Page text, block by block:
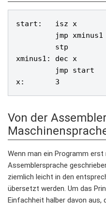
start:   isz x
xminus1: dec x
Von der
Wenn man ein Programm
Assemblersprache
ziemlich leicht in den
übersetzt werden. Um das
Einfachheit halber davon aus,